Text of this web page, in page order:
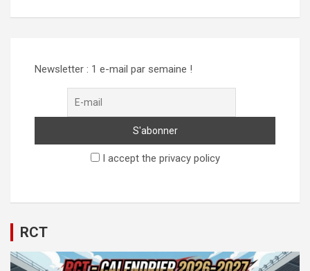
Newsletter : 1 e-mail par semaine !
I accept the privacy policy
RCT